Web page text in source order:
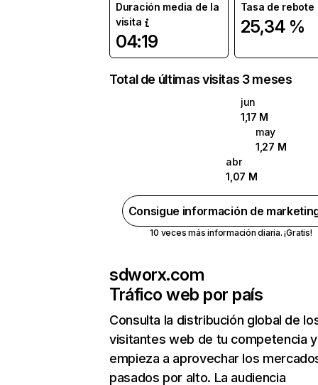
Duración media de la
visita
04:19
Tasa de rebote
25,34 %
Total de últimas visitas 3 meses
jun
1,17 M
may
1,27 M
abr
1,07 M
Consigue información de
10 veces más información diaria. ¡Gratis!
sdworx.com
Tráfico web por país
Consulta la distribución global de
visitantes web de tu competencia y
empieza a aprovechar los
pasados por alto. La audiencia